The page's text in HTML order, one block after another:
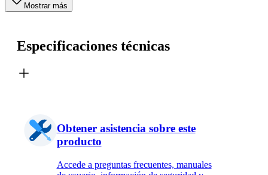
Mostrar más
Especificaciones técnicas
Obtener asistencia sobre este
producto
Accede a preguntas frecuentes, manuales